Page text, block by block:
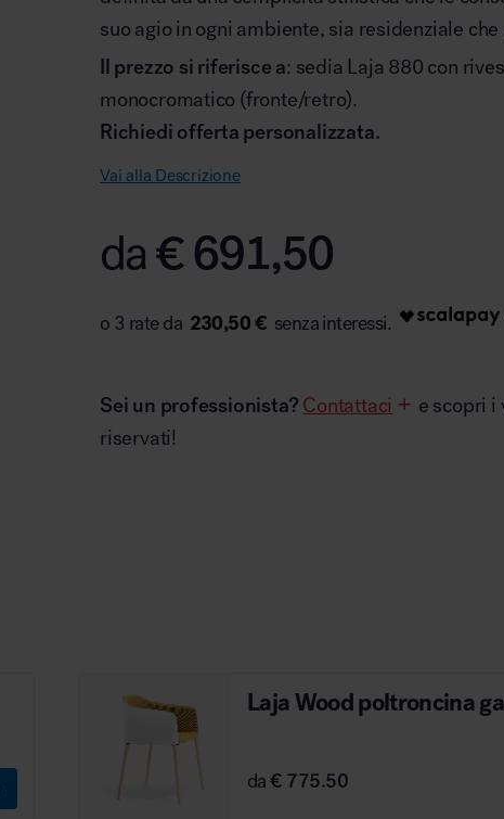
suo agio in ogni ambiente, sia residenziale
Il prezzo si riferisce a: sedia Laja 880 con
monocromatico (fronte/retro).
Richiedi offerta personalizzata.
Vai alla Descrizione
da€691,50
230,50 €
Sei un professionista? Contattaci
e scopri i
riservati!
Laja Wood poltroncina
da€ 775.50